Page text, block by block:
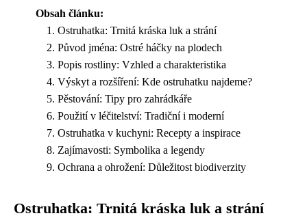
Obsah článku:
Ostruhatka: Trnitá kráska luk a strání
Původ jména: Ostré háčky na plodech
Popis rostliny: Vzhled a charakteristika
Výskyt a rozšíření: Kde ostruhatku najdeme?
Pěstování: Tipy pro zahrádkáře
Použití v léčitelství: Tradiční i moderní
Ostruhatka v kuchyni: Recepty a inspirace
Zajímavosti: Symbolika a legendy
Ochrana a ohrožení: Důležitost biodiverzity
Ostruhatka: Trnitá kráska luk a strání